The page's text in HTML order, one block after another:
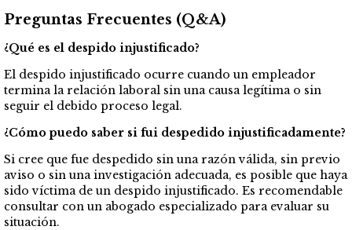
Preguntas Frecuentes (Q&A)
¿Qué es el despido injustificado?
El despido injustificado ocurre cuando un empleador
termina la relación laboral sin una causa legítima o sin
seguir el debido proceso legal.
¿Cómo puedo saber si fui despedido injustificadamente?
Si cree que fue despedido sin una razón válida, sin previo
aviso o sin una investigación adecuada, es posible que haya
sido víctima de un despido injustificado. Es recomendable
consultar con un abogado especializado para evaluar su
situación.